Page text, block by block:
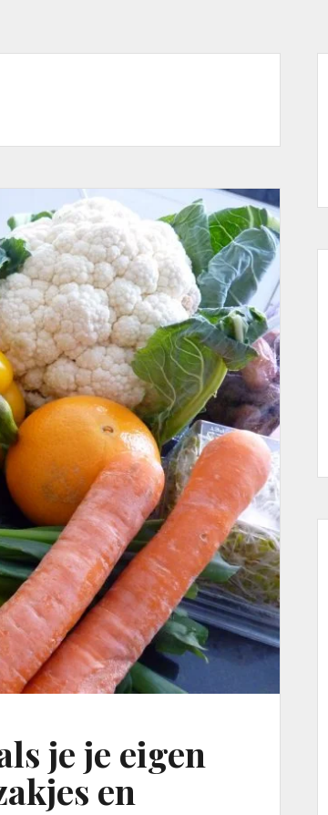
je je eigen
en